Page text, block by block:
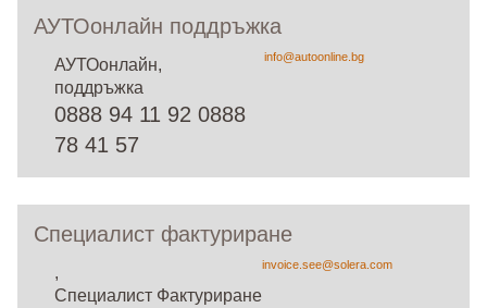
АУТОонлайн поддръжка
АУТОонлайн,
поддръжка
0888 94 11 92 0888
78 41 57
info@autoonline.bg
Специалист фактуриране
,
Специалист Фактуриране
invoice.see@solera.com